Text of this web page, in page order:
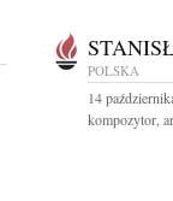
POLSKA
14
kompozytor,